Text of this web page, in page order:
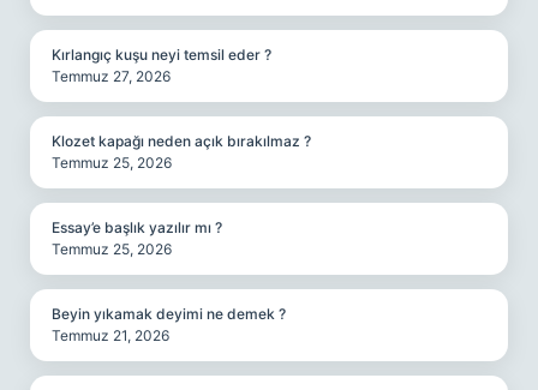
Kırlangıç kuşu neyi temsil eder ?
Temmuz 27, 2026
Klozet kapağı neden açık bırakılmaz ?
Temmuz 25, 2026
Essay’e başlık yazılır mı ?
Temmuz 25, 2026
Beyin yıkamak deyimi ne demek ?
Temmuz 21, 2026